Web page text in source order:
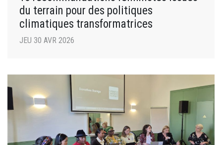
du terrain pour des politiques
climatiques transformatrices
JEU 30 AVR 2026